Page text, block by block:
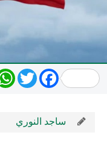
WhatsApp
TwitterFacebook
ساجد النوري